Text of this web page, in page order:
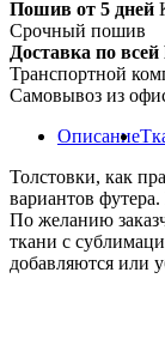
Пошив от 5 дней
Срочный пошив
Доставка по всей
Транспортной
Самовывоз из
Описание
Толстовки, как
вариантов
По желанию
ткани с
добавляются или